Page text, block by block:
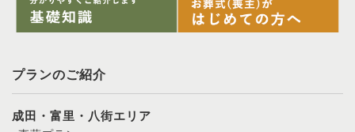
プランのご紹介
成田・富里・八街エリア